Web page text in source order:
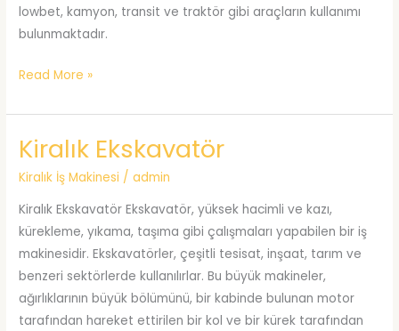
lowbet, kamyon, transit ve traktör gibi araçların kullanımı
bulunmaktadır.
Tokat
İş
Makinesi
Read More »
Kiralık Ekskavatör
Kiralık İş Makinesi /admin
Kiralık Ekskavatör Ekskavatör, yüksek hacimli ve kazı,
kürekleme, yıkama, taşıma gibi çalışmaları yapabilen bir iş
makinesidir. Ekskavatörler, çeşitli tesisat, inşaat, tarım ve
benzeri sektörlerde kullanılırlar. Bu büyük makineler,
ağırlıklarının büyük bölümünü, bir kabinde bulunan motor
tarafından hareket ettirilen bir kol ve bir kürek tarafından